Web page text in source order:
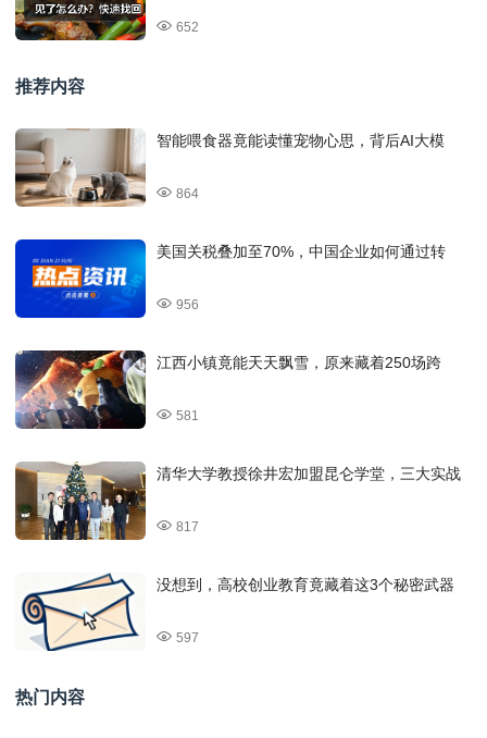
652
推荐内容
智能喂食器竟能读懂宠物心思，背后AI大模
864
美国关税叠加至70%，中国企业如何通过转
956
江西小镇竟能天天飘雪，原来藏着250场跨
581
清华大学教授徐井宏加盟昆仑学堂，三大实战
817
没想到，高校创业教育竟藏着这3个秘密武器
597
热门内容